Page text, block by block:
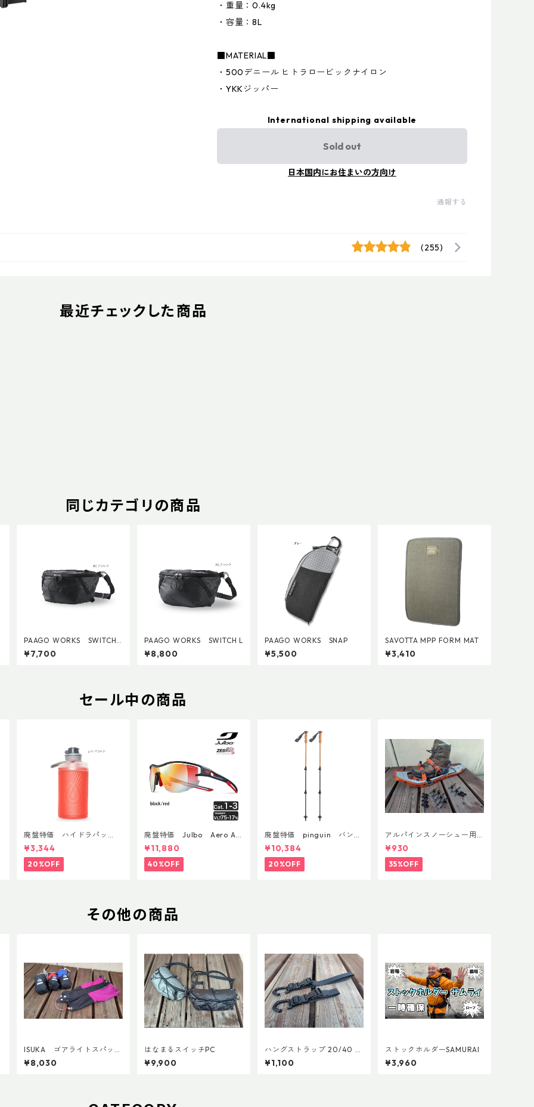
・重量：0.4kg
・容量：8L
■MATERIAL■
・500デニール ヒトラロービックナイロン
・YKKジッパー
International shipping available
Sold out
日本国内にお住まいの方向け
通報する
(255)
最近チェックした商品
同じカテゴリの商品
PAAGO WORKS SWITCH
M
¥7,700
PAAGO WORKS SWITCH L
¥8,800
PAAGO WORKS SNAP
¥5,500
SAVOTTA MPP FORM MAT
¥3,410
セール中の商品
廃盤特価 ハイドラパッ
ク フラックス 750ml
¥3,344
20%OFF
廃盤特価 Julbo Aero Asi
anFit
¥11,880
40%OFF
廃盤特価 pinguin バンブ
ーFLフォーム(ペア)
¥10,384
20%OFF
アルパインスノーシュー用
ストラップキャッチ(ペア)
¥930
35%OFF
その他の商品
ISUKA ゴアライトスパッツ
カスタム STD
¥8,030
はなまるスイッチPC
¥9,900
ハングストラップ 20/40 (1
本)
¥1,100
ストックホルダーSAMURAI
¥3,960